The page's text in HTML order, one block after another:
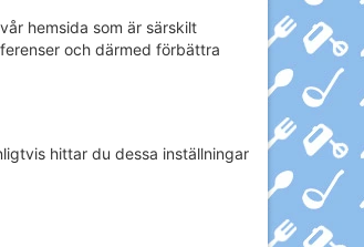
hemsida som är särskilt
och därmed förbättra
hittar du dessa inställningar